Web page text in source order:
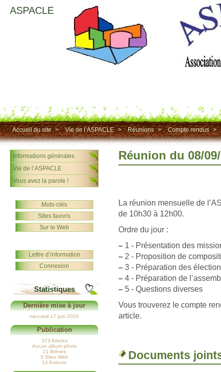
ASPACLE
Accueil du site > Vie de l’ASPACLE > Réunions > Compte rendus >
Réunion du 08/
La réunion mensuelle de
de 10h30 à 12h00.
Ordre du jour :
– 1 - Présentation des
– 2 - Proposition de
– 3 - Préparation des
– 4 - Préparation de
– 5 - Questions diverses
Vous trouverez le compte
article.
Documents
Informations générales
Vie de l’ASPACLE
Vous avez la parole !
Mots-clés
Sites favoris
Sur le Web
Lettre d’information
Connexion
Statistiques
Dernière mise à jour
mercredi 17 juin 2026
Publication
373 Articles
Aucun album photo
21 Brèves
3 Sites Web
13 Auteurs